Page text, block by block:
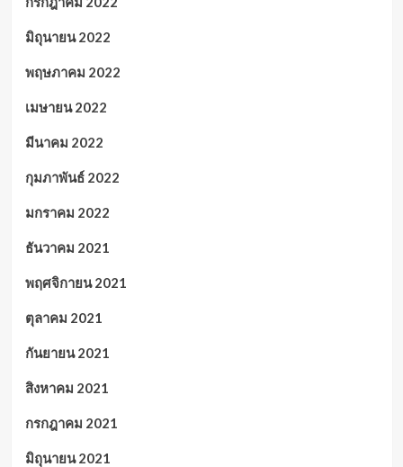
มิถุนายน 2022
พฤษภาคม 2022
เมษายน 2022
มีนาคม 2022
กุมภาพันธ์ 2022
มกราคม 2022
ธันวาคม 2021
พฤศจิกายน 2021
ตุลาคม 2021
กันยายน 2021
สิงหาคม 2021
กรกฎาคม 2021
มิถุนายน 2021